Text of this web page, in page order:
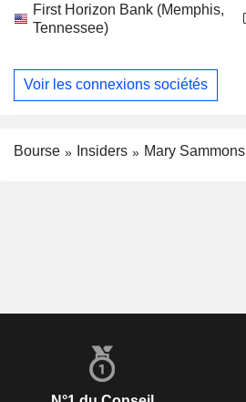
First Horizon Bank (Memphis,
Tennessee)
Voir les connexions sociétés
Bourse Insiders Mary Sammons